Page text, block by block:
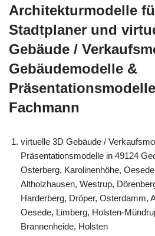
Architekturmodelle
Stadtplaner und
Gebäude /
Gebäudemodelle &
Fachmann
virtuelle 3D Gebäude /
Präsentationsmodelle in 49124
Osterberg, Karolinenhöhe,
Altholzhausen, Westrup,
Harderberg, Dröper, Osterdamm,
Oesede, Limberg, Holsten-
Brannenheide, Holsten